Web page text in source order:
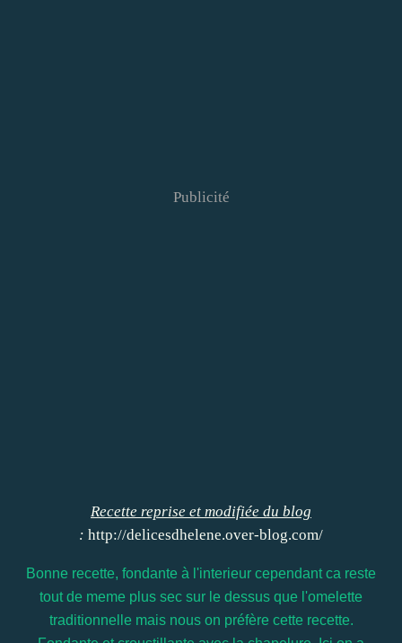
Publicité
Recette reprise et modifiée du blog
: http://delicesdhelene.over-blog.com/
Bonne recette, fondante à l'interieur cependant ca reste
tout de meme plus sec sur le dessus que l'omelette
traditionnelle mais nous on préfère cette recette.